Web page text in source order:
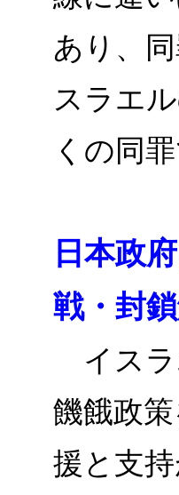
あり、
スラエ
くの同罪
日本政
戦・封
イスラ
饑餓政
援と支